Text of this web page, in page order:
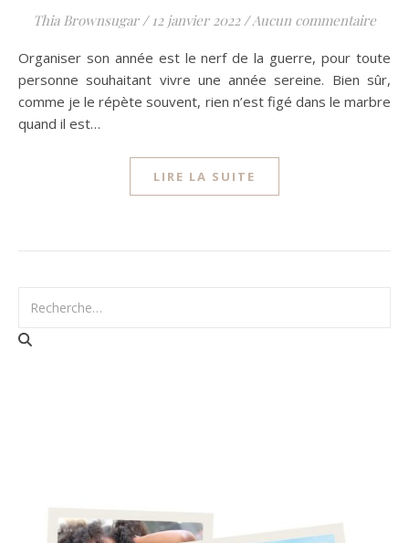
Thia Brownsugar / 12 janvier 2022 /Aucun commentaire
Organiser son année est le nerf de la guerre, pour toute
personne souhaitant vivre une année sereine. Bien sûr,
comme je le répète souvent, rien n’est figé dans le marbre
quand il est…
LIRE LA SUITE